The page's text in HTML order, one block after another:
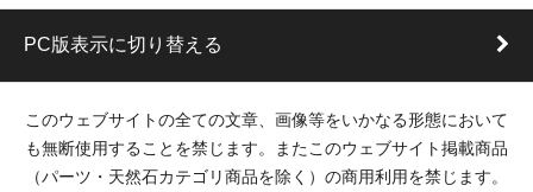
PC版表示に切り替える
このウェブサイトの全ての文章、画像等をいかなる形態において
も無断使用することを禁じます。またこのウェブサイト掲載商品
（パーツ・天然石カテゴリ商品を除く）の商用利用を禁じます。